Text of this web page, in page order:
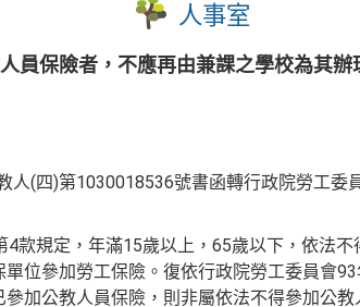
人事室
員保險者，不應再由兼課之學校為其辦
人(四)第1030018536號書函轉行政院勞工委
4款規定，年滿15歲以上，65歲以下，依法不
位參加勞工保險。 復依行政院勞工委員會
參加公教人員保險 ，則非屬依法不得參加公